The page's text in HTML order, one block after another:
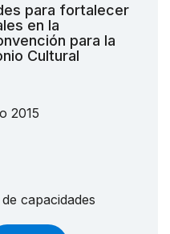
para fortalecer
en la
para la
Cultural
2015
capacidades